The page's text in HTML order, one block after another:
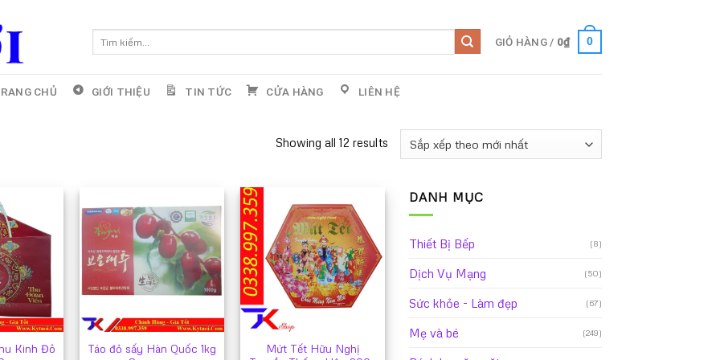
kiếm:
GIỎ HÀNG / 0₫ 0
CHỦ GIỚI THIỆU TIN TỨC CỬA HÀNG LIÊN HỆ
Showing all 12 results
Kinh Đô
Táo đỏ sấy Hàn Quốc 1kg
Mứt Tết Hữu Nghị
DANH MỤC
Thiết Bị Bếp (8)
Dịch Vụ Mạng (50)
Sức khỏe - Làm đẹp (67)
Mẹ và bé (249)